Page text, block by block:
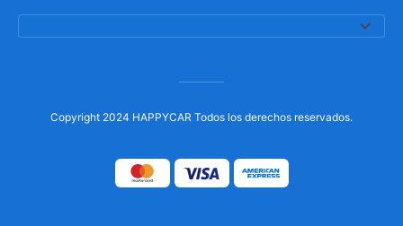
Copyright 2024 HAPPYCAR Todos los derechos reservados.